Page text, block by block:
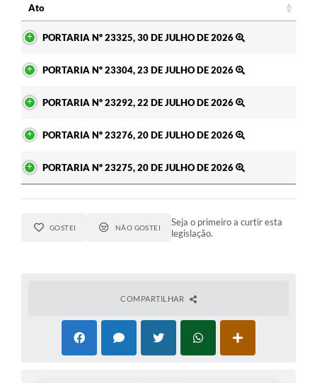
Ato
PORTARIA Nº 23325, 30 DE JULHO DE 2026
PORTARIA Nº 23304, 23 DE JULHO DE 2026
PORTARIA Nº 23292, 22 DE JULHO DE 2026
PORTARIA Nº 23276, 20 DE JULHO DE 2026
PORTARIA Nº 23275, 20 DE JULHO DE 2026
GOSTEI NÃO GOSTEI
Seja o primeiro a curtir esta
legislação.
COMPARTILHAR